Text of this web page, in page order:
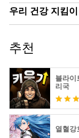
우리 건강 지킴
추천
블라이
리국
열혈강